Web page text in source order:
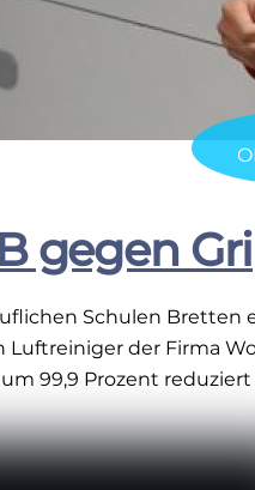
gegen
Schulen
der Firma
99,9 Prozent